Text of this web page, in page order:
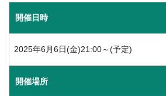
開催日時
2025年6月6日(金)21:00～(予定)
開催場所